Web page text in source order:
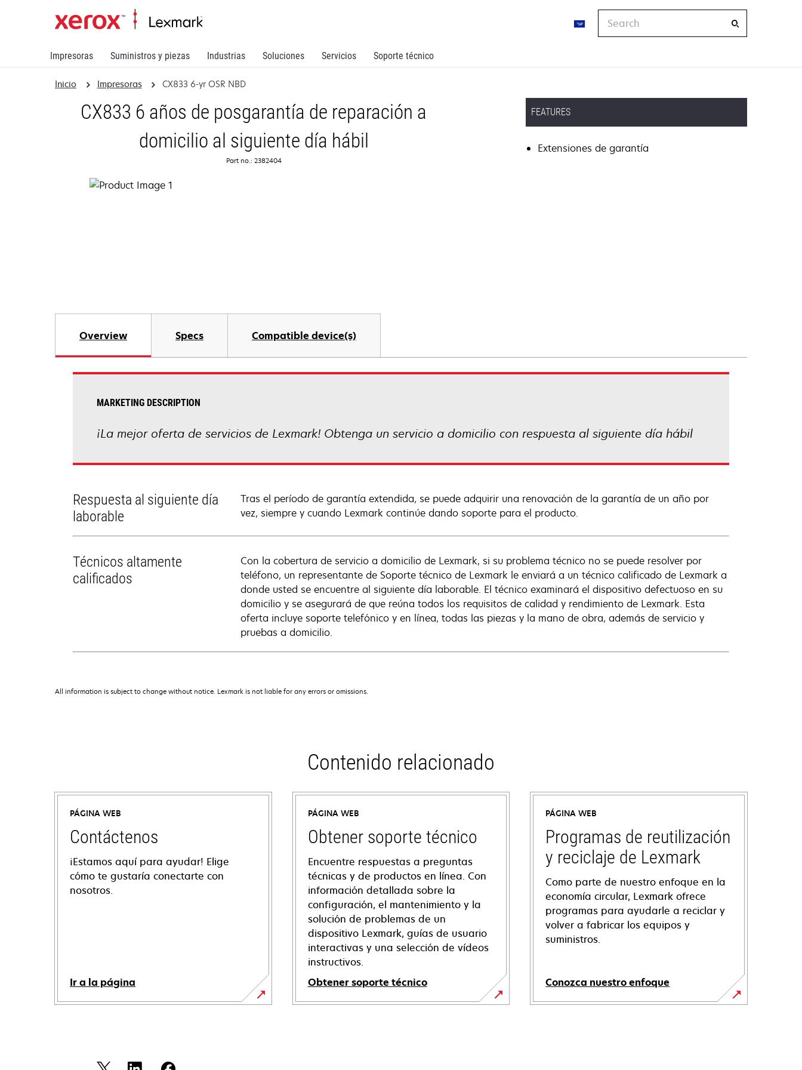
Impresoras Suministros y piezas Industrias Soluciones Servicios Soporte técnico
Inicio Impresoras CX833 6-yr OSR NBD
CX833 6 años de posgarantía de reparación a
domicilio al siguiente día hábil
Part no.: 2382404
FEATURES
Extensiones de garantía
Overview Specs Compatible device(s)
MARKETING DESCRIPTION
¡La mejor oferta de servicios de Lexmark! Obtenga un servicio a domicilio con respuesta al siguiente día hábil
Respuesta al siguiente día
laborable
Tras el período de garantía extendida, se puede adquirir una renovación de la garantía de un año por
vez, siempre y cuando Lexmark continúe dando soporte para el producto.
Técnicos altamente
calificados
Con la cobertura de servicio a domicilio de Lexmark, si su problema técnico no se puede resolver por
teléfono, un representante de Soporte técnico de Lexmark le enviará a un técnico calificado de Lexmark a
donde usted se encuentre al siguiente día laborable. El técnico examinará el dispositivo defectuoso en su
domicilio y se asegurará de que reúna todos los requisitos de calidad y rendimiento de Lexmark. Esta
oferta incluye soporte telefónico y en línea, todas las piezas y la mano de obra, además de servicio y
pruebas a domicilio.
All information is subject to change without notice. Lexmark is not liable for any errors or omissions.
Contenido relacionado
PÁGINA WEB
Contáctenos
¡Estamos aquí para ayudar! Elige
cómo te gustaría conectarte con
nosotros.
Ir a la página
PÁGINA WEB
Obtener soporte técnico
Encuentre respuestas a preguntas
técnicas y de productos en línea. Con
información detallada sobre la
configuración, el mantenimiento y la
solución de problemas de un
dispositivo Lexmark, guías de usuario
interactivas y una selección de vídeos
instructivos.
Obtener soporte técnico
opens
PÁGINA WEB
Programas de reutilización
y reciclaje de Lexmark
Como parte de nuestro enfoque en la
economía circular, Lexmark ofrece
programas para ayudarle a reciclar y
volver a fabricar los equipos y
suministros.
Conozca nuestro enfoque